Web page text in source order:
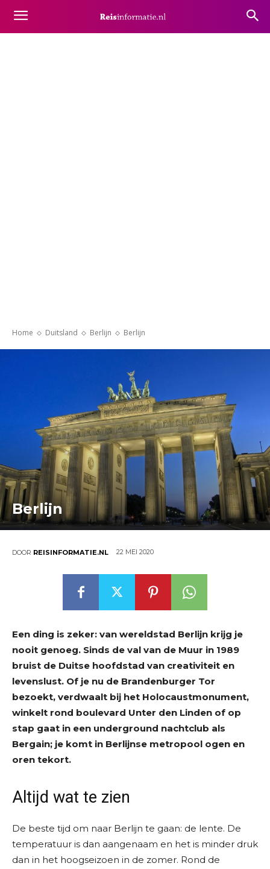
Home Duitsland Berlijn Berlijn
Berlijn
DOOR REISINFORMATIE.NL 22 MEI 2020
Een ding is zeker: van wereldstad Berlijn krijg je
nooit genoeg. Sinds de val van de Muur in 1989
bruist de Duitse hoofdstad van creativiteit en
levenslust. Of je nu de Brandenburger Tor
bezoekt, verdwaalt bij het Holocaustmonument,
winkelt rond boulevard Unter den Linden of op
stap gaat in een underground nachtclub als
Bergain; je komt in Berlijnse metropool ogen en
oren tekort.
Altijd wat te zien
De beste tijd om naar Berlijn te gaan: de lente. De
temperatuur is dan aangenaam en het is minder druk
dan in het hoogseizoen in de zomer. Rond de